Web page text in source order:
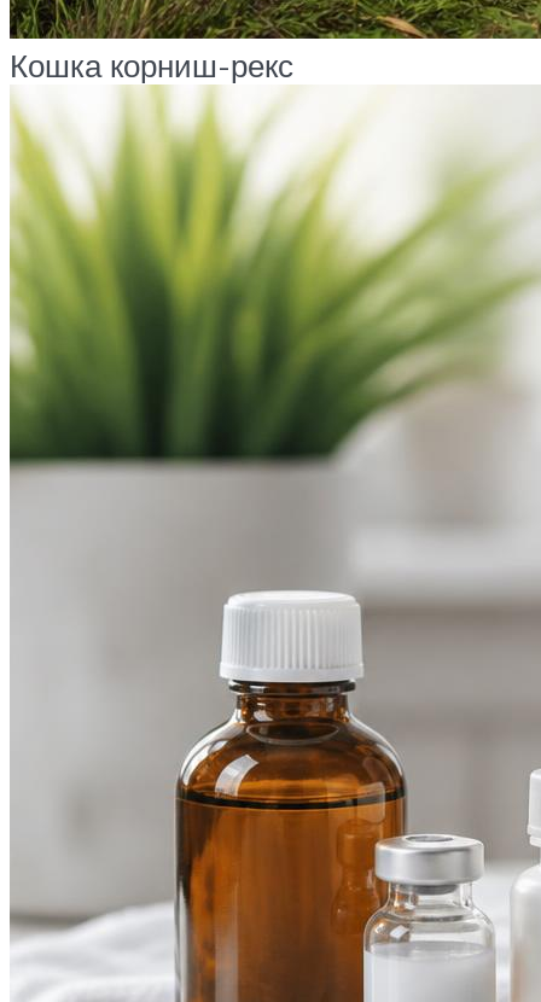
Кошка корниш-рекс